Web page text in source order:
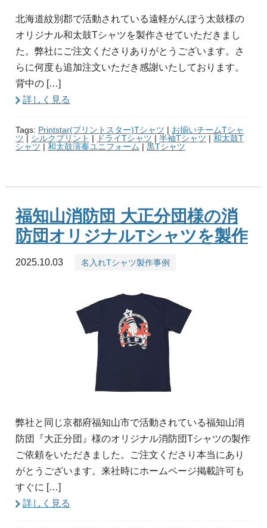
北海道紋別郡で活動されている遠軽がんぼう太鼓様の
オリジナル和太鼓Tシャツを製作させていただきまし
た。弊社にご注文くださりありがとうございます。さ
らに何度も追加注文いただき感謝いたしております。
背中の […]
詳しく見る
Tags: Printstar(プリントスター)Tシャツ | お揃いチームTシャ
ツ | シルクプリント | ドライTシャツ | 半袖Tシャツ | 和太鼓T
シャツ | 和太鼓演奏ユニフォーム | 黒Tシャツ
福知山消防団 大正分団様の消
防団オリジナルTシャツを製作
2025.10.03 名入れTシャツ製作事例
弊社と同じ京都府福知山市で活動されている福知山消
防団『大正分団』様のオリジナル消防団Tシャツの製作
ご依頼をいただきました。ご注文くださり本当にあり
がとうございます。来社時にホームページ掲載許可も
すぐに […]
詳しく見る